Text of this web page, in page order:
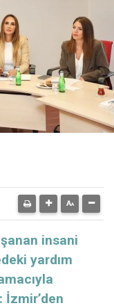
insani
yardım
İzmir’den